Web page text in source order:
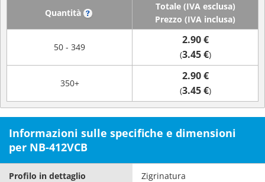
Quantità
Totale (IVA esclusa)
Prezzo (IVA inclusa)
50 - 349
2.90 €
(3.45 €)
350+
2.90 €
(3.45 €)
Informazioni sulle specifiche e dimensioni
per NB-412VCB
Profilo in dettaglio Zigrinatura